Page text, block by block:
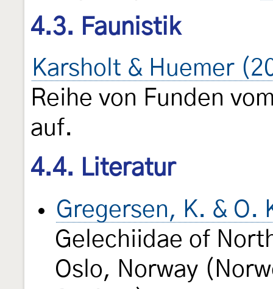
4.3. Faunistik
Karsholt & Huemer
Reihe von Funden
auf.
4.4. Literatur
Gregersen, K. & O.
Gelechiidae of
Oslo, Norway